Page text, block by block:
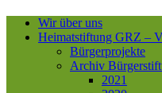
Wir über uns
Heimatstiftung GRZ –
Bürgerprojekte
Archiv
2021